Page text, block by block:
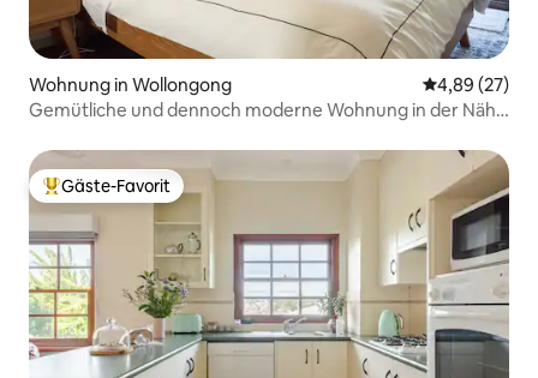
Wohnung in Wollongong
4,89 (27)
Gemütliche und dennoch moderne Wohnung in der Nähe
Beliebter Gäste-Favorit.
Gäste-Favorit